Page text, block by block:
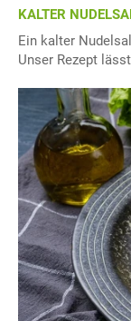
KALTER
Ein kalter
Unser Rezept